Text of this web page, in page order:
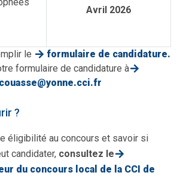
Avril 2026
le
formulaire de candidature.
formulaire de candidature à
?
éligibilité au concours et savoir si
candidater, consultez le
du concours local de la CCI de